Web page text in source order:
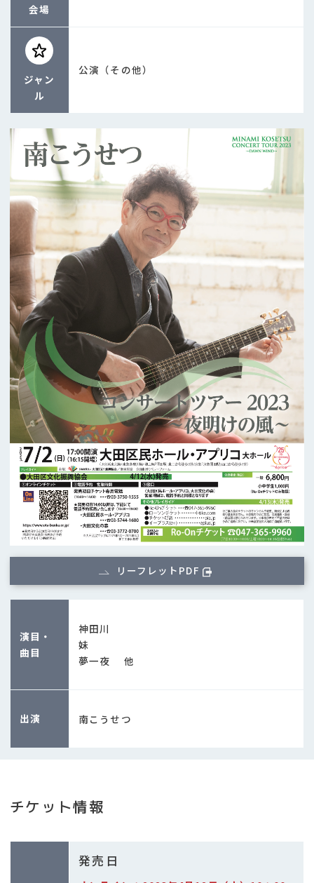
会場
ジャン
ル
公演（その他）
リーフレットPDF
演目・
曲目
神田川
妹
夢一夜 他
出演 南こうせつ
チケット情報
発売日